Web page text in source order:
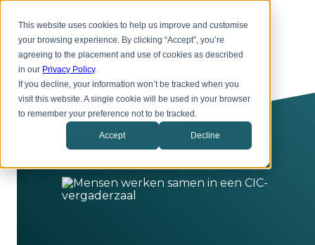
This website uses cookies to help us improve and customise
your browsing experience. By clicking “Accept”, you’re
agreeing to the placement and use of cookies as described
in our Privacy Policy.
If you decline, your information won’t be tracked when you
visit this website. A single cookie will be used in your browser
to remember your preference not to be tracked.
Accept Decline
naar
hoofdinhoud